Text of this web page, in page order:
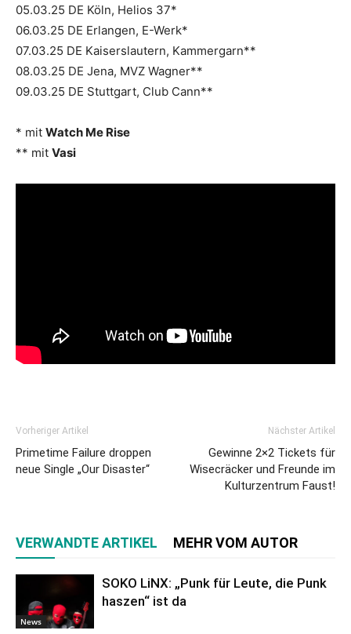
05.03.25 DE Köln, Helios 37*
06.03.25 DE Erlangen, E-Werk*
07.03.25 DE Kaiserslautern, Kammergarn**
08.03.25 DE Jena, MVZ Wagner**
09.03.25 DE Stuttgart, Club Cann**
* mit Watch Me Rise
** mit Vasi
Vorheriger Artikel
Primetime Failure droppen
neue Single „Our Disaster“
Nächster Artikel
Gewinne 2×2 Tickets für
Wisecräcker und Freunde im
Kulturzentrum Faust!
VERWANDTE ARTIKEL MEHR VOM AUTOR
News
SOKO LiNX: „Punk für Leute, die Punk
haszen“ ist da